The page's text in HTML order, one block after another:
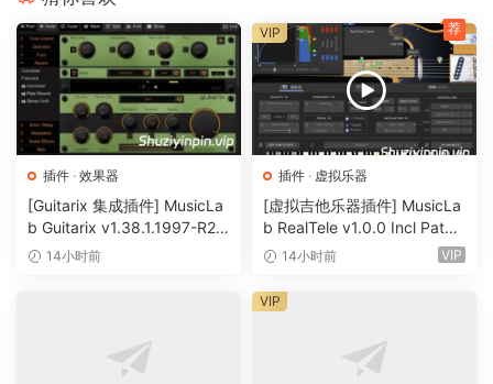
需要安装到机器上才能正常运行：
x64: Microsoft Visual C++ 2015-2019 Redistributable
14.28.29914.0
x86: Microsoft Visual C++ 2015-2019 Redistributable
14.28.29914.0
…或更高版本。
Introducing Instacomposer 2: The Ultimate MIDI
Generation Station.
dry. Fear not, as the newly updated Instacomposer 2 is
your ultimate muse. This is a powerful MIDI generator
plugin designed to revolutionize music creation.
插件 · 效果器
[Guitarix 集成插件] MusicLa
b Guitarix v1.38.1.1997-R2R
[WiN]（7.5MB）
14小时前
插件 · 虚拟乐器
[虚拟吉他乐器插件] MusicLa
b RealTele v1.0.0 Incl Patch
ed and Keygen-R2R [WiN]
14小时前 VIP
VIP 荐
VIP